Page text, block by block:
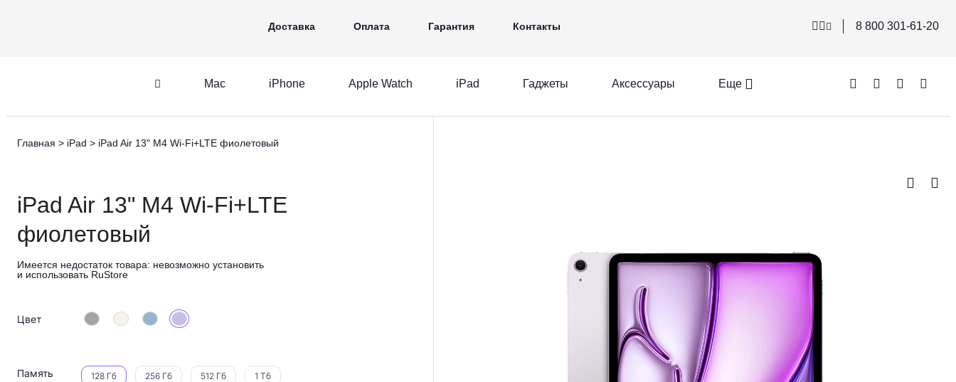
Apple Watch Гаджеты Аксессуары Ещё
Доставка Оплата Гарантия Контакты 8 800 301-61-20
Mac iPhone Apple Watch iPad Гаджеты Аксессуары Еще
Главная iPad iPad Air 13" M4 Wi-Fi+LTE фиолетовый
iPad Air 13" M4 Wi-Fi+LTE
фиолетовый
Имеется недостаток товара: невозможно установить
и использовать RuStore
Цвет
Память 128 Гб 256 Гб 512 Гб 1 Тб